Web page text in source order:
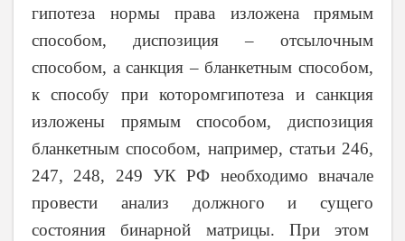
гипотеза нормы права изложена прямым
способом, диспозиция – отсылочным
способом, а санкция – бланкетным способом,
к способу при которомгипотеза и санкция
изложены прямым способом, диспозиция
бланкетным способом, например, статьи 246,
247, 248, 249 УК РФ необходимо вначале
провести анализ должного и сущего
состояния бинарной матрицы. При этом